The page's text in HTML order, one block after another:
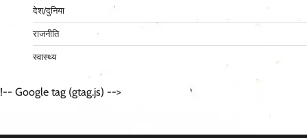
देश/दुनिया
राजनीति
स्वास्थ्य
!-- Google tag (gtag.js) -->